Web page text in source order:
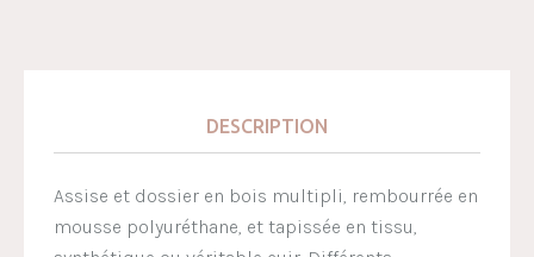
DESCRIPTION
Assise et dossier en bois multipli, rembourrée en
mousse polyuréthane, et tapissée en tissu,